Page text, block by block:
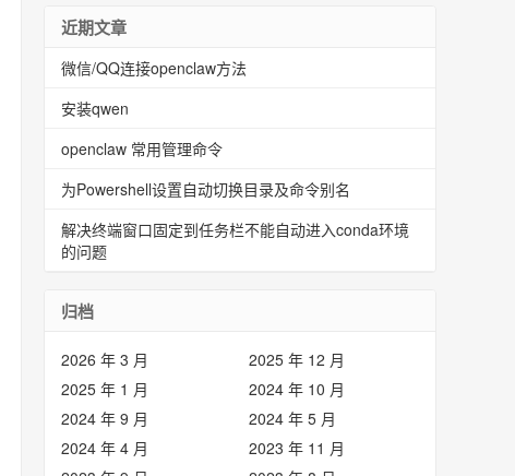
近期文章
微信/QQ连接openclaw方法
安装qwen
openclaw 常用管理命令
为Powershell设置自动切换目录及命令别名
解决终端窗口固定到任务栏不能自动进入conda环境
的问题
归档
2026 年 3 月
2025 年 12 月
2025 年 1 月
2024 年 10 月
2024 年 9 月
2024 年 5 月
2024 年 4 月
2023 年 11 月